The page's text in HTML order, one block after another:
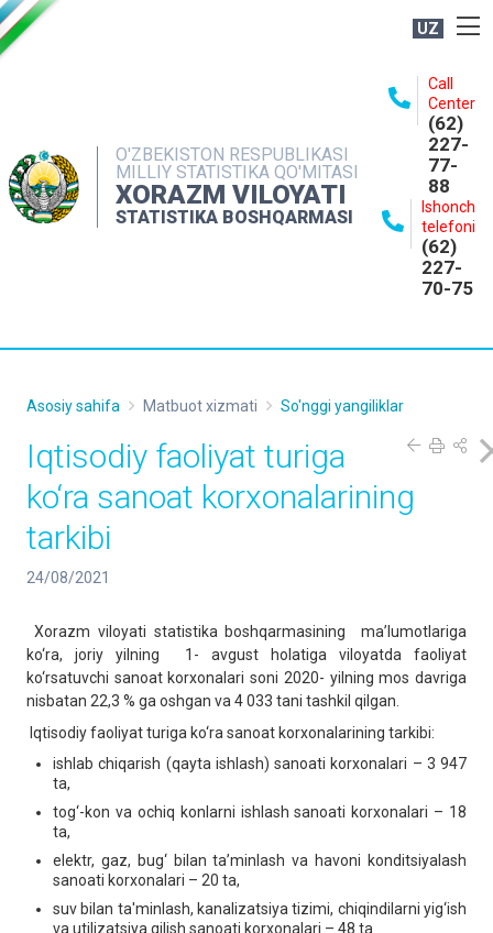
UZ
O'ZBEKISTON RESPUBLIKASI
MILLIY STATISTIKA QO'MITASI
XORAZM VILOYATI
STATISTIKA BOSHQARMASI
Call
Center
(62)
227-
77-
88
Ishonch
telefoni
(62)
227-
70-75
NASHRLAR
INTERAKTIV XIZMATLAR
MATBUOT XIZMATI
Asosiy sahifa Matbuot xizmati So'nggi yangiliklar
Iqtisodiy faoliyat turiga
ko‘ra sanoat korxonalarining
tarkibi
24/08/2021
Xorazm viloyati statistika boshqarmasining ma’lumotlariga
ko‘ra, joriy yilning 1- avgust holatiga viloyatda faoliyat
ko‘rsatuvchi sanoat korxonalari soni 2020- yilning mos davriga
nisbatan 22,3 % ga oshgan va 4 033 tani tashkil qilgan.
Iqtisodiy faoliyat turiga ko‘ra sanoat korxonalarining tarkibi:
ishlab chiqarish (qayta ishlash) sanoati korxonalari – 3 947
ta,
tog‘-kon va ochiq konlarni ishlash sanoati korxonalari – 18
ta,
elektr, gaz, bug‘ bilan ta’minlash va havoni konditsiyalash
sanoati korxonalari – 20 ta,
suv bilan ta'minlash, kanalizatsiya tizimi, chiqindilarni yig‘ish
va utilizatsiya qilish sanoati korxonalari – 48 ta.